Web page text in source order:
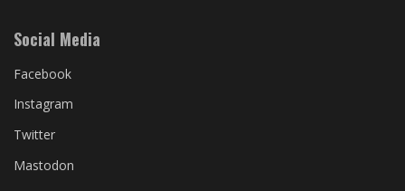
Social Media
Facebook
Instagram
Twitter
Mastodon